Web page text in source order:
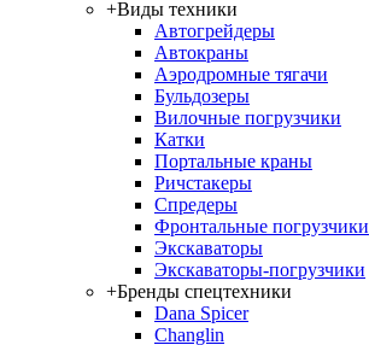
+Виды техники
Автогрейдеры
Автокраны
Аэродромные тягачи
Бульдозеры
Вилочные погрузчики
Катки
Портальные краны
Ричстакеры
Спредеры
Фронтальные погрузчики
Экскаваторы
Экскаваторы-погрузчики
+Бренды спецтехники
Dana Spicer
Changlin